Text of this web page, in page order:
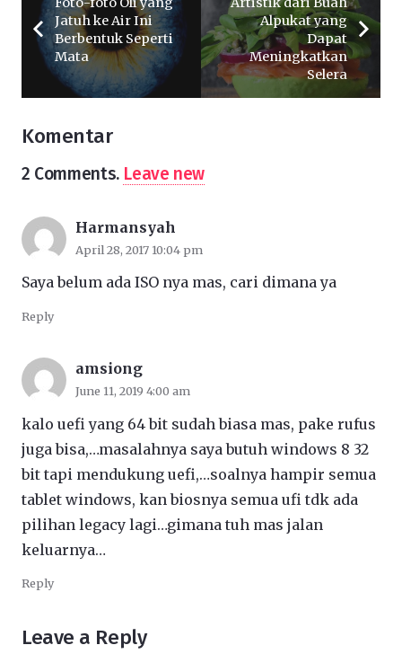
Jatuh ke Air Ini
Berbentuk Seperti
Mata
Alpukat yang
Dapat
Meningkatkan
Selera
Komentar
2 Comments. Leave new
Harmansyah
April 28, 2017 10:04 pm
Saya belum ada ISO nya mas, cari dimana ya
Reply
amsiong
June 11, 2019 4:00 am
kalo uefi yang 64 bit sudah biasa mas, pake rufus
juga bisa,…masalahnya saya butuh windows 8 32
bit tapi mendukung uefi,…soalnya hampir semua
tablet windows, kan biosnya semua ufi tdk ada
pilihan legacy lagi…gimana tuh mas jalan
keluarnya…
Reply
Leave a Reply